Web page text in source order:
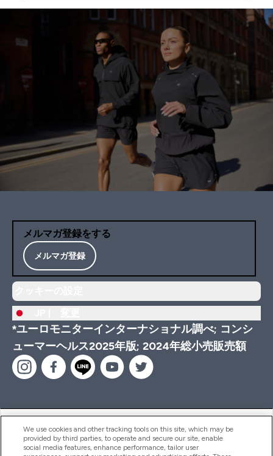
メルマガ登録をする
メルマガ登録
*ユーロモニターインターナショナル調べ; コンシ
ューマーヘルス2025年版; 2024年総小売販売額
ヘルプ＆ガイド
We use cookies and other tracking tools on this site, which may be
provided by third parties, to operate and secure our site, enable
social media features, enhance performance, tailor user